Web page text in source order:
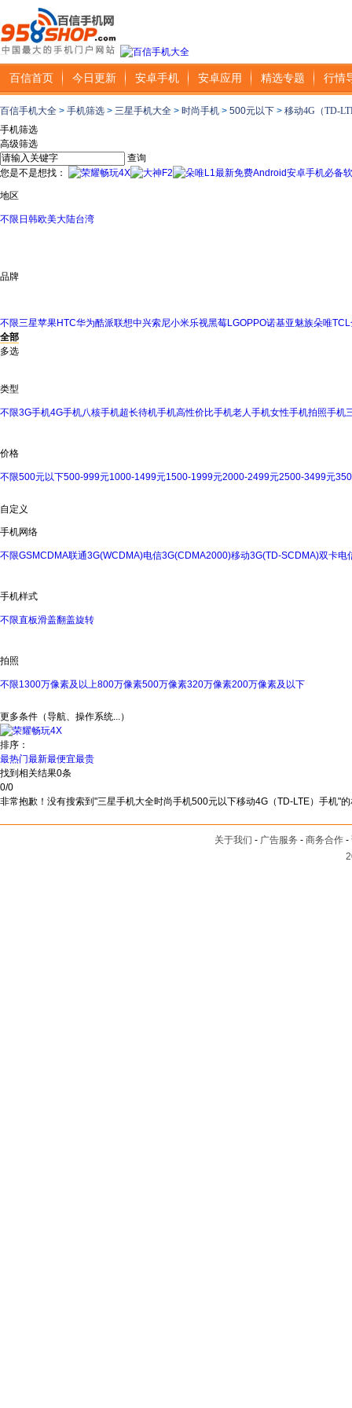
百信首页 今日更新 安卓手机 安卓应用 精选专题 行情
百信手机大全 > 手机筛选 > 三星手机大全 > 时尚手机 > 500元以下 > 移动4G（TD-
手机筛选
高级筛选
查询
您是不是想找：
最新免费Android安卓手机必备
地区
不限 日韩欧美大陆台湾
品牌
不限三星苹果HTC华为酷派联想中兴索尼小米乐视黑莓LGOPPO诺基亚魅族朵唯TCL
全部
多选
类型
不限3G手机4G手机八核手机超长待机手机高性价比手机老人手机女性手机拍照手机
价格
不限500元以下500-999元1000-1499元1500-1999元2000-2499元2500-3499元
自定义
手机网络
不限GSMCDMA联通3G(WCDMA)电信3G(CDMA2000)移动3G(TD-SCDMA)双卡电
手机样式
不限直板滑盖翻盖旋转
拍照
不限1300万像素及以上800万像素500万像素320万像素200万像素及以下
更多条件（导航、操作系统...）
排序：
最热门最新最便宜最贵
找到相关结果0条
0/0
非常抱歉！没有搜索到"三星手机大全时尚手机500元以下移动4G（TD-LTE）手机"
关于我们 - 广告服务 - 商务合作 -